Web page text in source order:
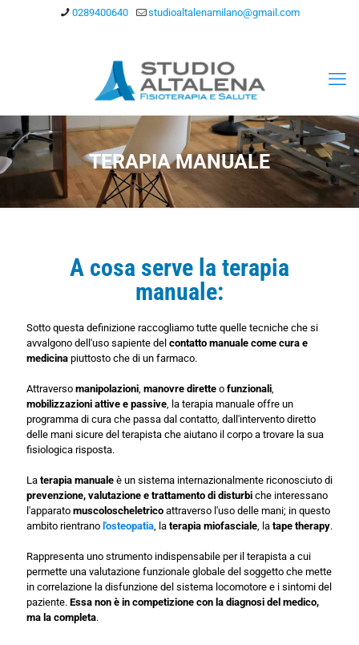
0289400640 studioaltalenamilano@gmail.com
TERAPIA MANUALE
A cosa serve la terapia
manuale:
Sotto questa definizione raccogliamo tutte quelle tecniche che si
avvalgono dell'uso sapiente del contatto manuale come cura e
medicina piuttosto che di un farmaco.
Attraverso manipolazioni manovre dirette o funzionali
mobilizzazioni attive e passive , la terapia manuale offre un
programma di cura che passa dal contatto, dall'intervento diretto
delle mani sicure del terapista che aiutano il corpo a trovare la sua
fisiologica risposta.
La terapia manuale è un sistema internazionalmente riconosciuto di
prevenzione, valutazione e trattamento di disturbi che interessano
l'apparato muscoloscheletrico attraverso l'uso delle mani; in questo
ambito rientrano l'osteopatia , la terapia miofasciale , la tape therapy.
Rappresenta uno strumento indispensabile per il terapista a cui
permette una valutazione funzionale globale del soggetto che mette
in correlazione la disfunzione del sistema locomotore e i sintomi del
paziente. Essa non è in competizione con la diagnosi del medico,
ma la completa.